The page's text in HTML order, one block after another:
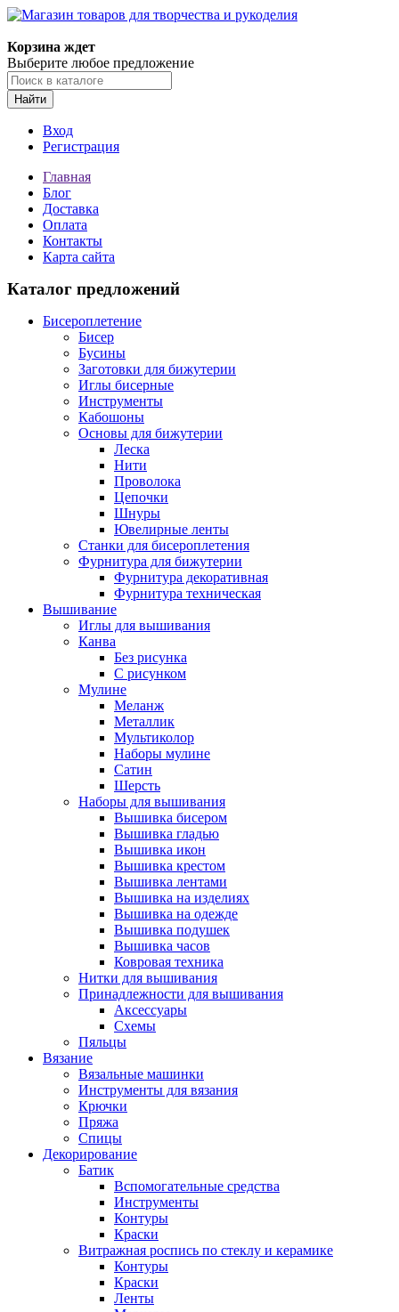
Корзина ждет
Выберите любое предложение
Найти
Вход
Регистрация
Главная
Блог
Доставка
Оплата
Контакты
Карта сайта
Каталог предложений
Бисероплетение
Бисер
Бусины
Заготовки для бижутерии
Иглы бисерные
Инструменты
Кабошоны
Основы для бижутерии
Леска
Нити
Проволока
Цепочки
Шнуры
Ювелирные ленты
Станки для бисероплетения
Фурнитура для бижутерии
Фурнитура декоративная
Фурнитура техническая
Вышивание
Иглы для вышивания
Канва
Без рисунка
С рисунком
Мулине
Меланж
Металлик
Мультиколор
Наборы мулине
Сатин
Шерсть
Наборы для вышивания
Вышивка бисером
Вышивка гладью
Вышивка икон
Вышивка крестом
Вышивка лентами
Вышивка на изделиях
Вышивка на одежде
Вышивка подушек
Вышивка часов
Ковровая техника
Нитки для вышивания
Принадлежности для вышивания
Аксессуары
Схемы
Пяльцы
Вязание
Вязальные машинки
Инструменты для вязания
Крючки
Пряжа
Спицы
Декорирование
Батик
Вспомогательные средства
Инструменты
Контуры
Краски
Витражная роспись по стеклу и керамике
Контуры
Краски
Ленты